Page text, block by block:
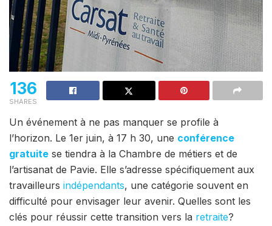
136
SHARES
Un événement à ne pas manquer se profile à
l’horizon. Le 1er juin, à 17 h 30, une conférence
gratuite se tiendra à la Chambre de métiers et de
l’artisanat de Pavie. Elle s’adresse spécifiquement aux
travailleurs indépendants, une catégorie souvent en
difficulté pour envisager leur avenir. Quelles sont les
clés pour réussir cette transition vers la retraite?